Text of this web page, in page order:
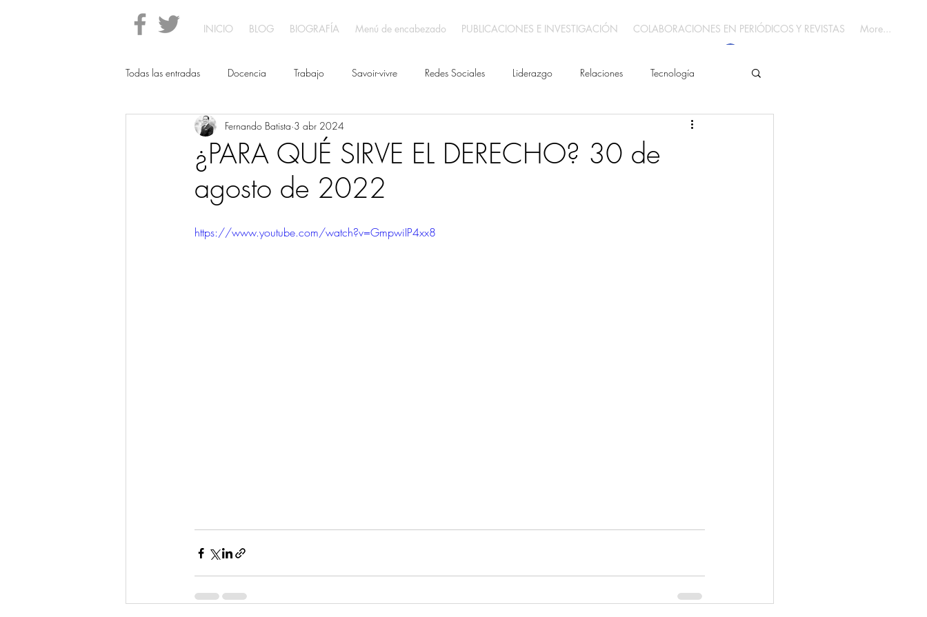
INICIO BLOG BIOGRAFÍA Menú de encabezado PUBLICACIONES E INVESTIGACIÓN COLABORACIONES EN PERIÓDICOS Y REVISTAS
More...
Todas las entradas
Docencia Trabajo Savoir-vivre Redes Sociales Liderazgo Relaciones Tecnología
derechos humanos
¿PARA QUÉ SIRVE EL DERECHO? 30 de
agosto de 2022
Fernando Batista 3 abr 2024
https://www.youtube.com/watch?v=GmpwiIP4xx8